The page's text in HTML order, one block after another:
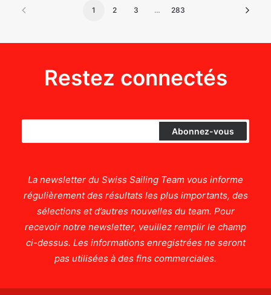
1 2 3 … 283
Restez connectés
La newsletter du Swiss Sailing Team vous informe
régulièrement des résultats les plus importants, des
sélections et d’autres nouvelles du team. Pour
recevoir notre newsletter, veuillez remplir le champ
ci-dessus. Les informations enregistrées ne seront
pas utilisées à des fins commerciales.